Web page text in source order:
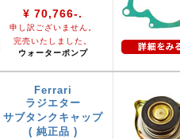
¥ 70,766-.
申し訳ございません。
完売いたしました。
ウォーターポンプ
Ferrari
ラジエター
サブタンクキャップ
( 純正品 )